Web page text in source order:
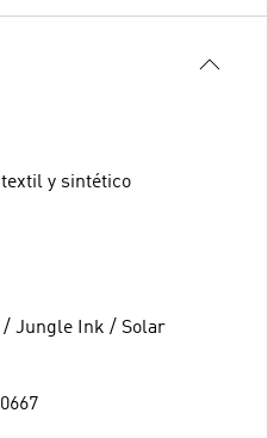
y sintético
Jungle Ink / Solar